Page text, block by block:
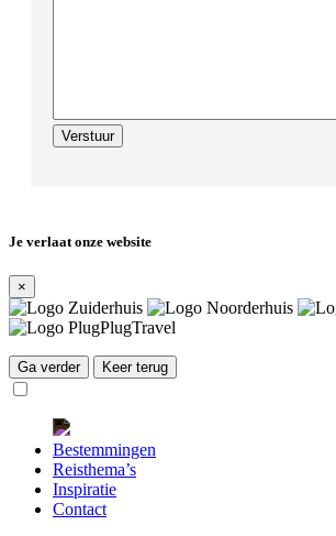
Je verlaat onze website
×
Ga verder Keer terug
Bestemmingen
Reisthema’s
Inspiratie
Contact